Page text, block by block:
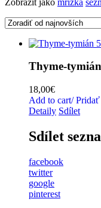
Thyme-
18,00€
Add to cart/ Pridať
Detaily Sdílet
Sdílet
facebook
twitter
google
pinterest